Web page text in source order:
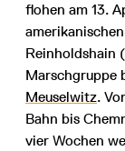
flohen am 13.
Reinholdshain
Marschgruppe
Meuselwitz.
Bahn bis
vier Wochen